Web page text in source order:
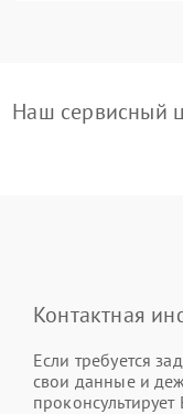
Наш сервисный
Контактная
Если требуется
свои данные и
проконсультирует